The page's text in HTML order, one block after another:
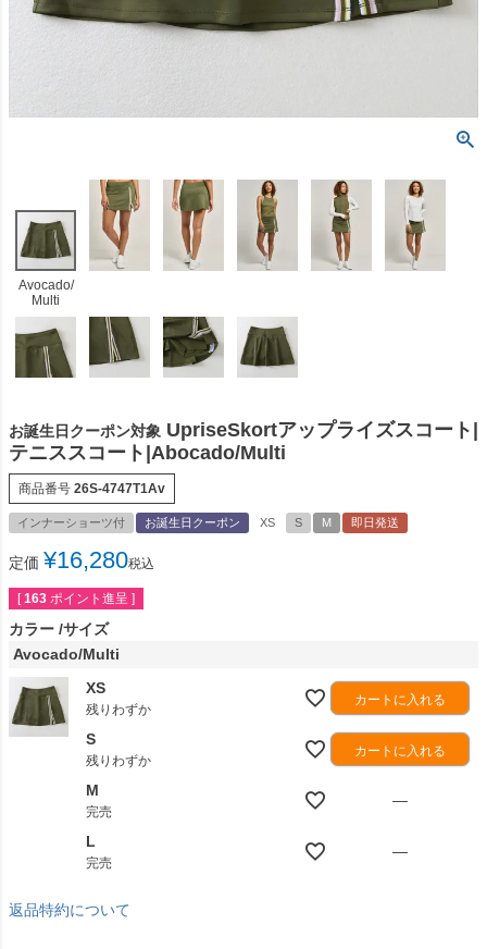
Avocado/
Multi
お誕生日クーポン対象 UpriseSkortアップライズスコート|
テニススコート|Abocado/Multi
商品番号 26S-4747T1Av
インナーショーツ付 お誕生日クーポン XS S M 即日発送
定価 ¥16,280税込
[ 163 ポイント進呈 ]
カラー サイズ
Avocado/Multi
XS
残りわずか
カートに入れる
S
残りわずか
カートに入れる
M
完売
—
L
完売
—
返品特約について